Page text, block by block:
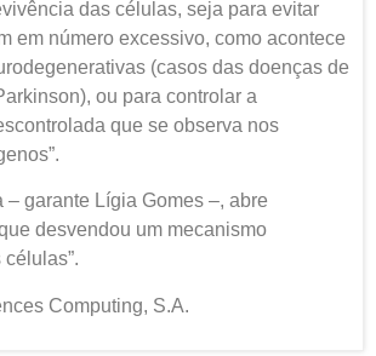
das células, seja para evitar
em número excessivo, como acontece
(casos das doenças de
ou para controlar a
que se observa nos
– garante Lígia Gomes –, abre
desvendou um mecanismo
Computing, S.A.